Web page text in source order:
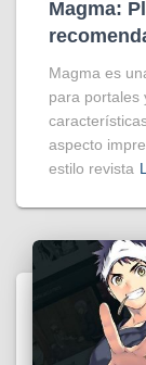
Magma:
Magma es
para portales
aspecto
estilo revista